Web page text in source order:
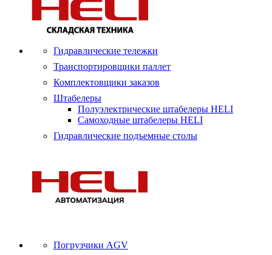
Гидравлические тележки
Транспортировщики паллет
Комплектовщики заказов
Штабелеры
Полуэлектрические штабелеры HELI
Самоходные штабелеры HELI
Гидравлические подъемные столы
Погрузчики AGV